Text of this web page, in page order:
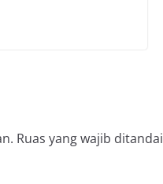
Ruas yang wajib ditandai